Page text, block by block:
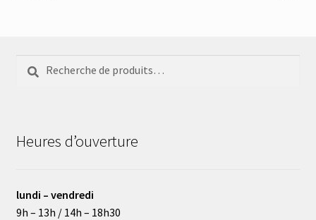
pour :
Heures d’ouverture
lundi – vendredi
9h – 13h / 14h – 18h30